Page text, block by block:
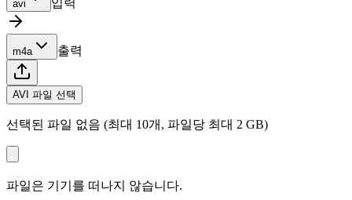
avi
m4a 출력
AVI 파일 선택
선택된 파일 없음 (최대 10개, 파일당 최대 2 GB)
파일은 기기를 떠나지 않습니다.